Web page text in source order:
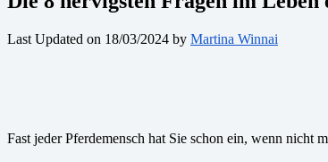
Last Updated on 18/03/2024 by Martina Winnai
Fast jeder Pferdemensch hat Sie schon ein, wenn nicht